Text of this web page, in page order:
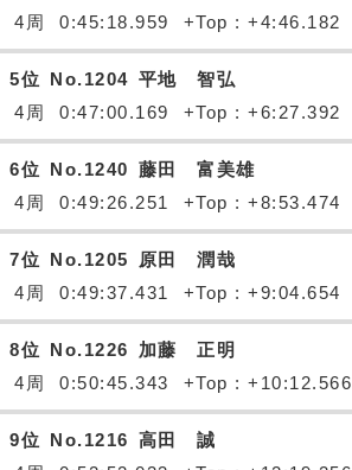
4周
0:45:18.959 +Top : +4:46.182
5位 No.1204 平地 智弘
4周
0:47:00.169 +Top : +6:27.392
6位 No.1240 藤田 富美雄
4周
0:49:26.251 +Top : +8:53.474
7位 No.1205
原田 潤哉
4周
0:49:37.431 +Top : +9:04.654
8位 No.1226
加藤 正明
4周
0:50:45.343 +Top : +10:12.566
9位 No.1216 高田 誠